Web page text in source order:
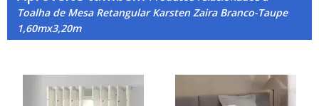
Toalha de Mesa Retangular Karsten Zaira Branco-Taupe
1,60mx3,20m